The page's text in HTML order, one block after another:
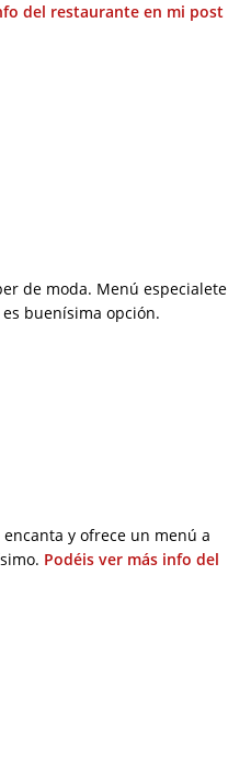
del restaurante en mi post
de moda. Menú especialete
buenísima opción.
y ofrece un menú a
Podéis ver más info del